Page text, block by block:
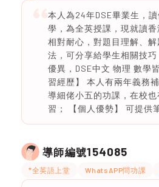
本人為24年DSE畢業生，
學，為全英授課，現就讀香
相對耐心，對題目理解、
法，可分享給學生相關技
優異，DSE中文 物理 數學
習經歷】 本人有兩年義務
導細佬小五的功課，在校
習； 【個人優勢】 可提供
導師編號154085
*全英語上堂 WhatsAPP問功課